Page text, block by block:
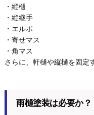
・縦樋
・縦継手
・エルボ
・寄せマス
・角マス
さらに、軒樋や縦樋を固定
雨樋塗装は必要か？